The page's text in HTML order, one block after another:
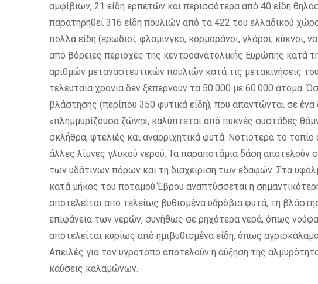
αμφίβιων, 21 είδη ερπετών και περισσότερα από 40 είδη
παρατηρηθεί 316 είδη πουλιών από τα 422 του ελλαδικού
πολλά είδη (ερωδιοί, φλαμίνγκο, κορμοράνοι, γλάροι, κύκνοι,
από βόρειες περιοχές της κεντροανατολικής Ευρώπης κατά
αριθμών μεταναστευτικών πουλιών κατά τις μετακινήσεις
τελευταία χρόνια δεν ξεπερνούν τα 50.000 με 60.000 άτομα.
βλάστησης (περίπου 350 φυτικά είδη), που απαντώνται σε
«πλημμυρίζουσα ζώνη», καλύπτεται από πυκνές συστάδες
σκλήθρα, φτελιές και αναρριχητικά φυτά. Νοτιότερα το
άλλες λίμνες γλυκού νερού. Τα παραποτάμια δάση αποτελούν
των υδάτινων πόρων και τη διαχείριση των εδαφών. Στα
κατά μήκος του ποταμού Έβρου αναπτύσσεται η
αποτελείται από τελείως βυθισμένα υδρόβια φυτά, τη
επιφάνεια των νερών, συνήθως σε ρηχότερα νερά, όπως
αποτελείται κυρίως από ημιβυθισμένα είδη, όπως
Απειλές για τον υγρότοπο αποτελούν η αύξηση της
καύσεις καλαμώνων.